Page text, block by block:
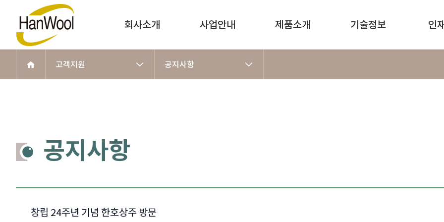
회사소개 사업안내 제품소개 기술정보 인
고객지원 공지사항
공지사항
창립 24주년 기념 한호상주 방문